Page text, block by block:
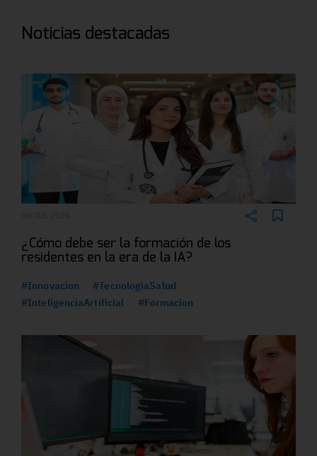
Noticias destacadas
¿Cómo debe ser la formación de los
residentes en la era de la IA?
#Innovacion
#TecnologiaSalud
#InteligenciaArtificial
#Formacion